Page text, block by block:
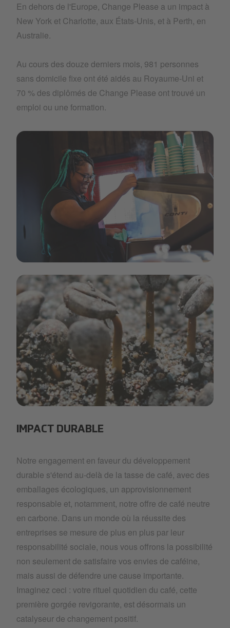
En dehors de l'Europe, Change Please a un impact à
New York et Charlotte, aux États-Unis, et à Perth, en
Australie.
Au cours des douze derniers mois, 981 personnes
sans domicile fixe ont été aidés au Royaume-Uni et
70 % des diplômés de Change Please ont trouvé un
emploi ou une formation.
IMPACT DURABLE
Notre engagement en faveur du développement
durable s'étend au-delà de la tasse de café, avec des
emballages écologiques, un approvisionnement
responsable et, notamment, notre offre de café neutre
en carbone. Dans un monde où la réussite des
entreprises se mesure de plus en plus par leur
responsabilité sociale, nous vous offrons la possibilité
non seulement de satisfaire vos envies de caféine,
mais aussi de défendre une cause importante.
Imaginez ceci : votre rituel quotidien du café, cette
première gorgée revigorante, est désormais un
catalyseur de changement positif.